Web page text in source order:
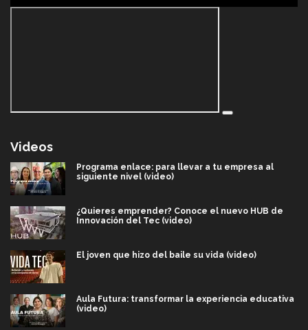
Videos
Programa enlace: para llevar a tu empresa al
siguiente nivel (video)
¿Quieres emprender? Conoce el nuevo HUB de
Innovación del Tec (video)
El joven que hizo del baile su vida (video)
Aula Futura: transformar la experiencia educativa
(video)